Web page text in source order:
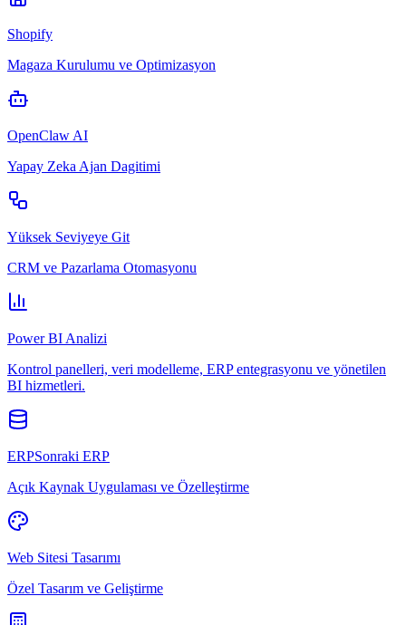
Shopify
Magaza Kurulumu ve Optimizasyon
OpenClaw AI
Yapay Zeka Ajan Dagitimi
Yüksek Seviyeye Git
CRM ve Pazarlama Otomasyonu
Power BI Analizi
Kontrol panelleri, veri modelleme, ERP entegrasyonu ve yönetilen
BI hizmetleri.
ERPSonraki ERP
Açık Kaynak Uygulaması ve Özelleştirme
Web Sitesi Tasarımı
Özel Tasarım ve Geliştirme